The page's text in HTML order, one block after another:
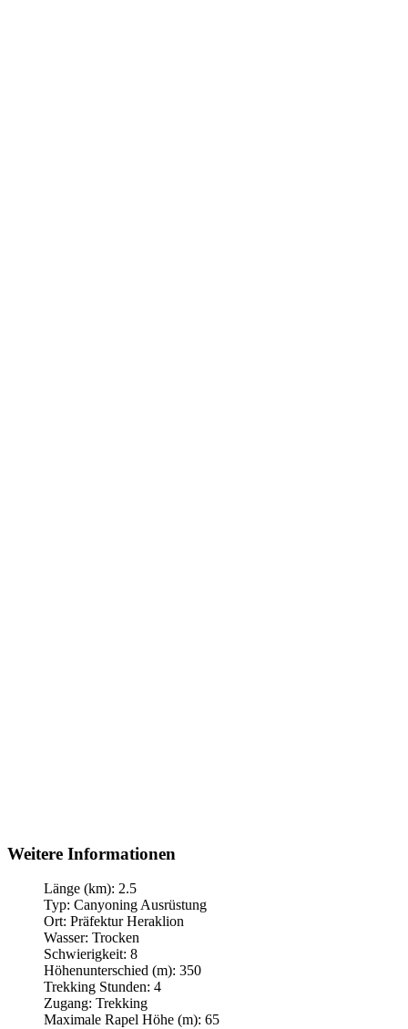
Weitere Informationen
Länge (km): 2.5
Typ: Canyoning Ausrüstung
Ort: Präfektur Heraklion
Wasser: Trocken
Schwierigkeit: 8
Höhenunterschied (m): 350
Trekking Stunden: 4
Zugang: Trekking
Maximale Rapel Höhe (m): 65